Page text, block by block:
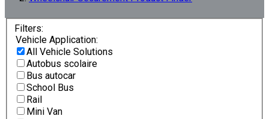
Filters:
Vehicle Application:
All Vehicle Solutions
Autobus scolaire
Bus autocar
School Bus
Rail
Mini Van